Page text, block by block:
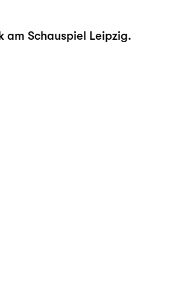
am Schauspiel Leipzig.